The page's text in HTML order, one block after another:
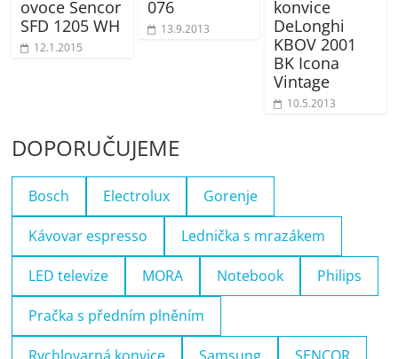
ovoce Sencor
SFD 1205 WH
12.1.2015
076
13.9.2013
konvice
DeLonghi
KBOV 2001
BK Icona
Vintage
10.5.2013
DOPORUČUJEME
Bosch Electrolux Gorenje
Kávovar espresso Lednička s mrazákem
LED televize MORA Notebook Philips
Pračka s předním plněním